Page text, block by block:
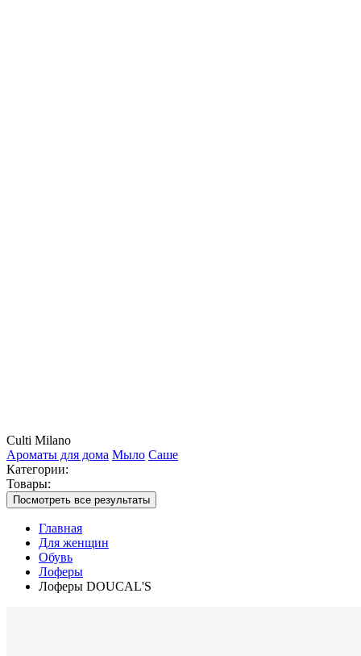
Culti Milano
Ароматы для дома Мыло Саше
Категории:
Товары:
Посмотреть все результаты
Главная
Для женщин
Обувь
Лоферы
Лоферы DOUCAL'S